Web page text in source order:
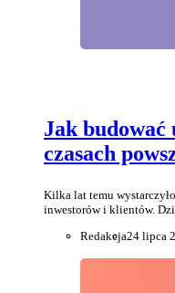
Jak
czasach
Kilka lat temu
inwestorów i klientów.
Redakcja24 lipca